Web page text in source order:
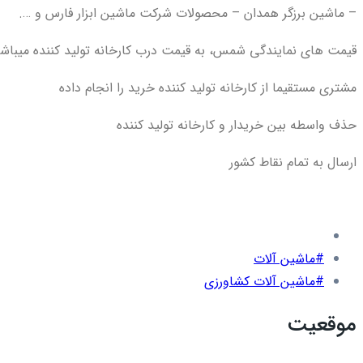
– ماشین برزگر همدان – محصولات شرکت ماشین ابزار فارس و ….
قیمت های نمایندگی شمس، به قیمت درب کارخانه تولید کننده
مشتری مستقیما از کارخانه تولید کننده خرید را انجام داده
حذف واسطه بین خریدار و کارخانه تولید کننده
ارسال به تمام نقاط کشور
#ماشین آلات
#ماشین آلات کشاورزی
موقعیت